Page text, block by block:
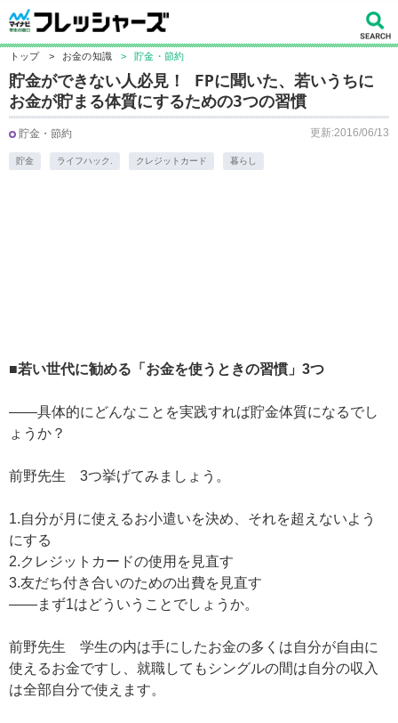
トップ > お金の知識 > 貯金・節約
貯金ができない人必見！ FPに聞いた、若いうちに
お金が貯まる体質にするための3つの習慣
貯金・節約 更新:2016/06/13
貯金 ライフハック. クレジットカード 暮らし
■若い世代に勧める「お金を使うときの習慣」3つ
——具体的にどんなことを実践すれば貯金体質になるでし
ょうか？
前野先生 3つ挙げてみましょう。
1.自分が月に使えるお小遣いを決め、それを超えないよう
にする
2.クレジットカードの使用を見直す
3.友だち付き合いのための出費を見直す
——まず1はどういうことでしょうか。
前野先生 学生の内は手にしたお金の多くは自分が自由に
使えるお金ですし、就職してもシングルの間は自分の収入
は全部自分で使えます。